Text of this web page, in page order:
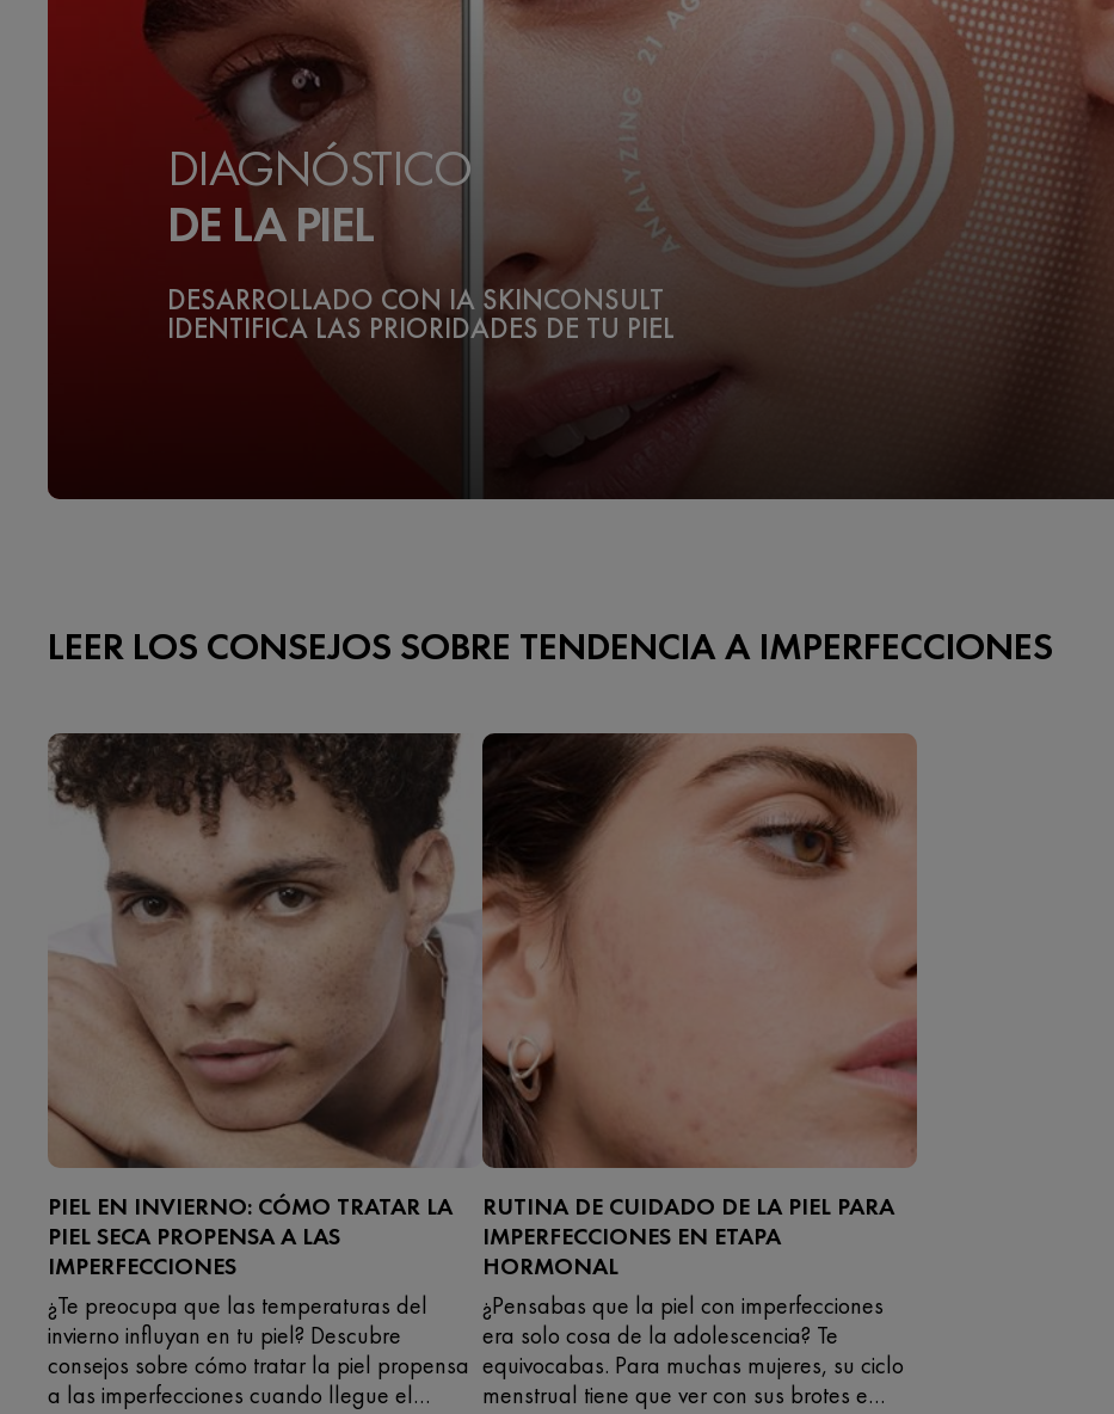
DIAGNÓSTICO
DE LA PIEL
DESARROLLADO CON IA SKINCONSULT
IDENTIFICA LAS PRIORIDADES DE TU PIEL
LEER LOS CONSEJOS SOBRE TENDENCIA A IMPERFECCIONES
PIEL EN INVIERNO: CÓMO TRATAR LA
PIEL SECA PROPENSA A LAS
IMPERFECCIONES
¿Te preocupa que las temperaturas del
invierno influyan en tu piel? Descubre
consejos sobre cómo tratar la piel propensa
a las imperfecciones cuando llegue el
RUTINA DE CUIDADO DE LA PIEL PARA
IMPERFECCIONES EN ETAPA
HORMONAL
¿Pensabas que la piel con imperfecciones
era solo cosa de la adolescencia? Te
equivocabas. Para muchas mujeres, su ciclo
menstrual tiene que ver con sus brotes e